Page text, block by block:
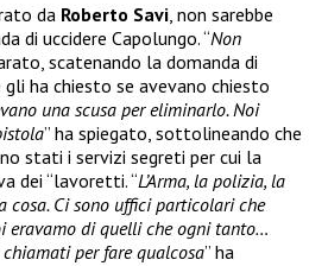
da Roberto Savi , non sarebbe
di uccidere Capolungo. “Non
scatenando la domanda di
gli ha chiesto se avevano chiesto
una scusa per eliminarlo. Noi
” ha spiegato, sottolineando che
stati i servizi segreti per cui la
dei “lavoretti. “L’Arma, la polizia, la
cosa. Ci sono uffici particolari che
eravamo di quelli che ogni tanto…
per fare qualcosa” ha